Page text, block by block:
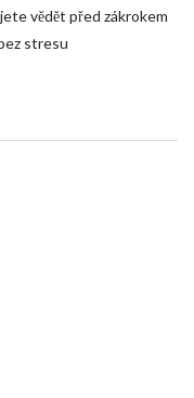
vědět před zákrokem
stresu